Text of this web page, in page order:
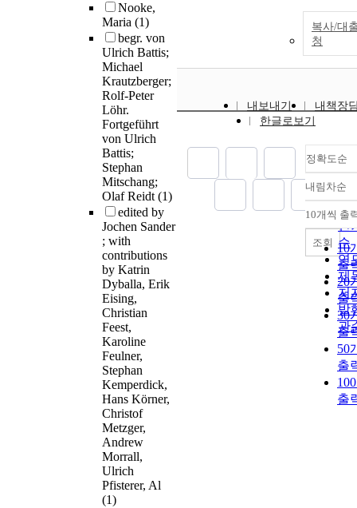
Nooke,
Maria (1)
begr. von
Ulrich Battis;
Michael
Krautzberger;
Rolf-Peter
Löhr.
Fortgeführt
von Ulrich
Battis;
Stephan
Mitschang;
Olaf Reidt(1)
edited by
Jochen Sander
; with
contributions
by Katrin
Dyballa, Erik
Eising,
Christian
Feest,
Karoline
Feulner,
Stephan
Kemperdick,
Hans Körner,
Christof
Metzger,
Andrew
Morrall,
Ulrich
Pfisterer, Al
(1)
복사/대
청
내보내기
내책장
한글로보기
정확도순
정
순
인
순
연
제
저
발
관
내림차순
내
10개씩 출
10
출
20
출
30
출
50
출
출
조회